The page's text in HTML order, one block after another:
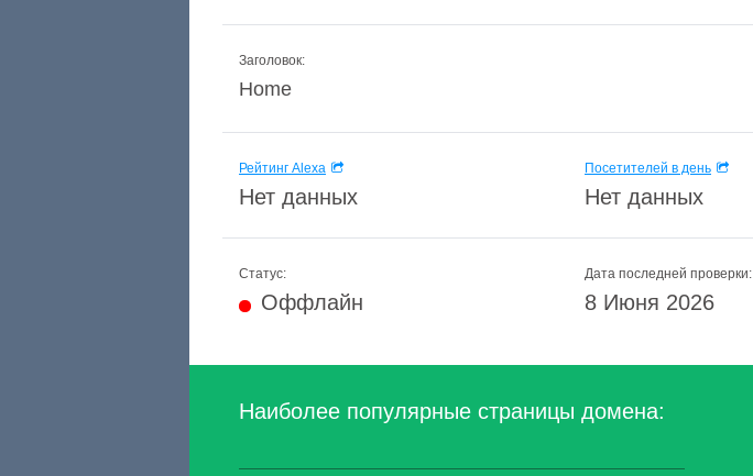
Заголовок:
Home
Рейтинг Alexa
Нет данных
Посетителей в день
Нет данных
Статус:
Оффлайн
Дата последней проверки:
8 Июня 2026
Наиболее популярные страницы домена: